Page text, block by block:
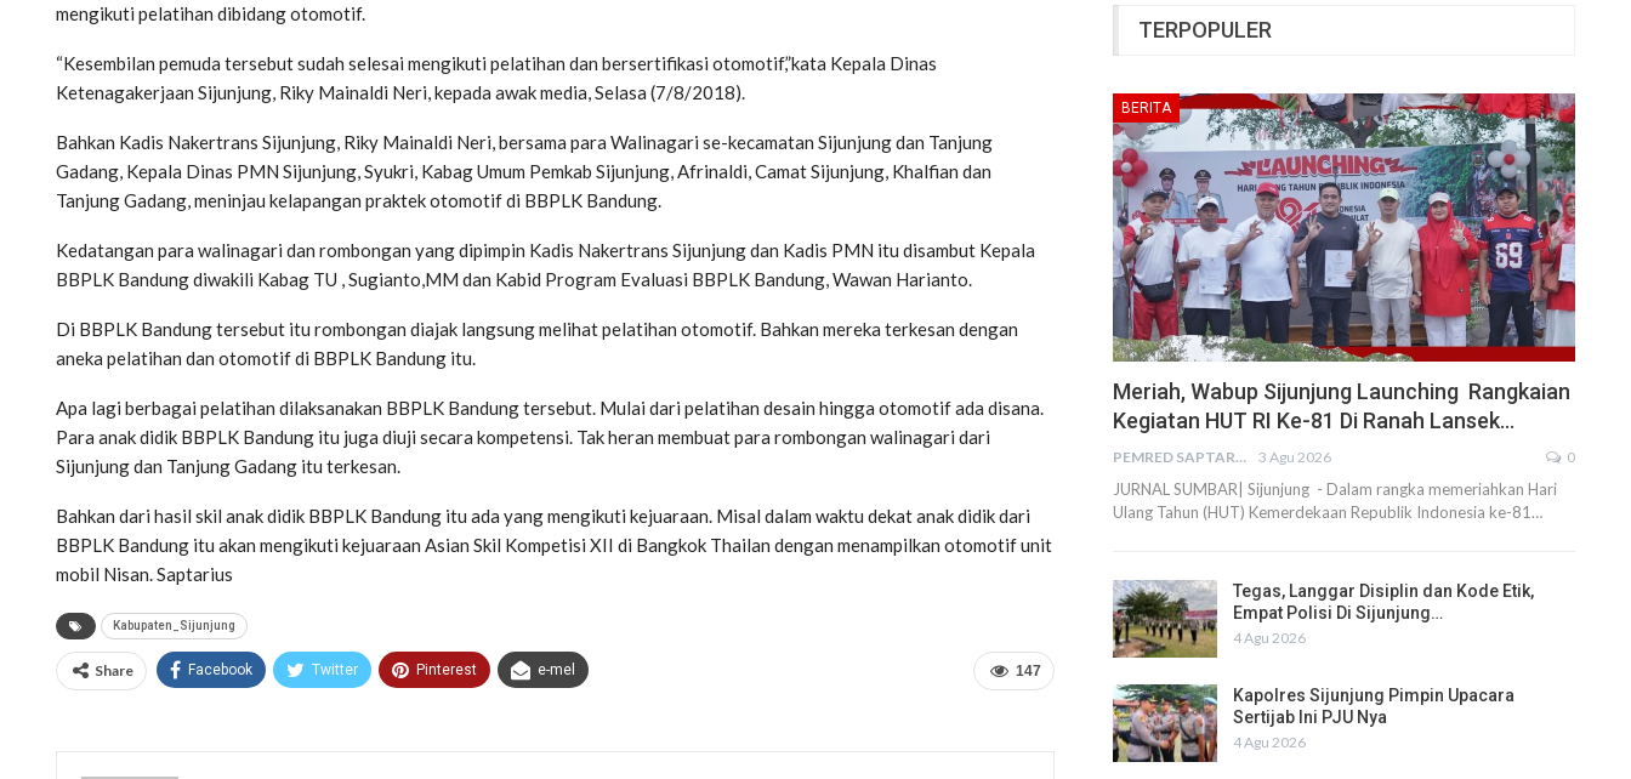
mengikuti pelatihan dibidang otomotif.
“Kesembilan pemuda tersebut sudah selesai mengikuti pelatihan dan bersertifikasi otomotif,”kata Kepala Dinas
Ketenagakerjaan Sijunjung, Riky Mainaldi Neri, kepada awak media, Selasa (7/8/2018).
Bahkan Kadis Nakertrans Sijunjung, Riky Mainaldi Neri, bersama para Walinagari se-kecamatan Sijunjung dan Tanjung
Gadang, Kepala Dinas PMN Sijunjung, Syukri, Kabag Umum Pemkab Sijunjung, Afrinaldi, Camat Sijunjung, Khalfian dan
Tanjung Gadang, meninjau kelapangan praktek otomotif di BBPLK Bandung.
Kedatangan para walinagari dan rombongan yang dipimpin Kadis Nakertrans Sijunjung dan Kadis PMN itu disambut Kepala
BBPLK Bandung diwakili Kabag TU , Sugianto,MM dan Kabid Program Evaluasi BBPLK Bandung, Wawan Harianto.
Di BBPLK Bandung tersebut itu rombongan diajak langsung melihat pelatihan otomotif. Bahkan mereka terkesan dengan
aneka pelatihan dan otomotif di BBPLK Bandung itu.
Apa lagi berbagai pelatihan dilaksanakan BBPLK Bandung tersebut. Mulai dari pelatihan desain hingga otomotif ada disana.
Para anak didik BBPLK Bandung itu juga diuji secara kompetensi. Tak heran membuat para rombongan walinagari dari
Sijunjung dan Tanjung Gadang itu terkesan.
Bahkan dari hasil skil anak didik BBPLK Bandung itu ada yang mengikuti kejuaraan. Misal dalam waktu dekat anak didik dari
BBPLK Bandung itu akan mengikuti kejuaraan Asian Skil Kompetisi XII di Bangkok Thailan dengan menampilkan otomotif unit
mobil Nisan. Saptarius
Kabupaten_Sijunjung
147
Share Facebook Twitter Pinterest e-mel
TERPOPULER
BERITA
Meriah, Wabup Sijunjung Launching Rangkaian
Kegiatan HUT RI Ke-81 Di Ranah Lansek…
PEMRED SAPTARIUS 3 Agu 2026 0
JURNAL SUMBAR| Sijunjung - Dalam rangka memeriahkan Hari
Ulang Tahun (HUT) Kemerdekaan Republik Indonesia ke-81…
Tegas, Langgar Disiplin dan Kode Etik,
Empat Polisi Di Sijunjung…
4 Agu 2026
Kapolres Sijunjung Pimpin Upacara
Sertijab Ini PJU Nya
4 Agu 2026